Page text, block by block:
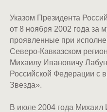
Указом Президента
от 8 ноября 2002 года за
проявленные при
Северо-Кавказском
Михаилу Ивановичу
Российской Федерации с
Звезда».
В июле 2004 года